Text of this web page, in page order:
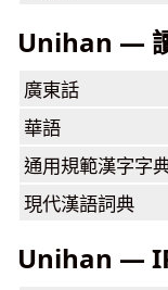
Unihan —
廣東話
華語
通用規範漢字字
現代漢語詞典
Unihan —